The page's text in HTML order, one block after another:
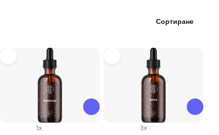
Сортиране
products
1x 3x